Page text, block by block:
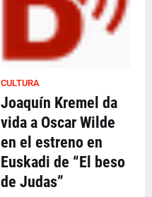
CULTURA
Joaquín Kremel da
vida a Oscar Wilde
en el estreno en
Euskadi de “El beso
de Judas”